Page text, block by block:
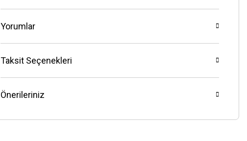
Yorumlar
Taksit Seçenekleri
Önerileriniz